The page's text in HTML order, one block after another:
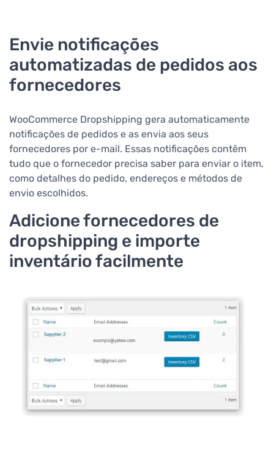
Envie notificações
automatizadas de pedidos aos
fornecedores
WooCommerce Dropshipping gera automaticamente
notificações de pedidos e as envia aos seus
fornecedores por e-mail. Essas notificações contêm
tudo que o fornecedor precisa saber para enviar o item,
como detalhes do pedido, endereços e métodos de
envio escolhidos.
Adicione fornecedores de
dropshipping e importe
inventário facilmente